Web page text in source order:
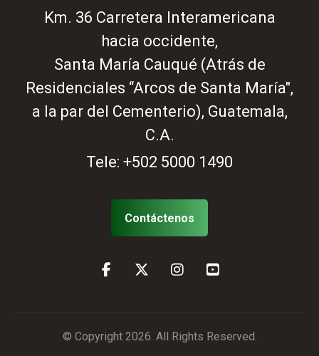
Km. 36 Carretera Interamericana
hacia occidente,
Santa María Cauqué (Atrás de
Residenciales “Arcos de Santa María",
a la par del Cementerio), Guatemala,
C.A.
Tele: +502 5000 1490
Contáctenos
© Copyright 2026. All Rights Reserved.